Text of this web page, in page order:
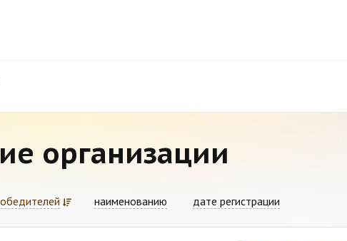
организации
наименованию дате регистрации